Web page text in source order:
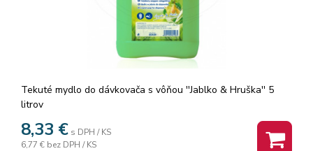
Tekuté mydlo do dávkovača s vôňou ''Jablko & Hruška'' 5
litrov
8,33 € s DPH / KS
6,77 € bez DPH / KS